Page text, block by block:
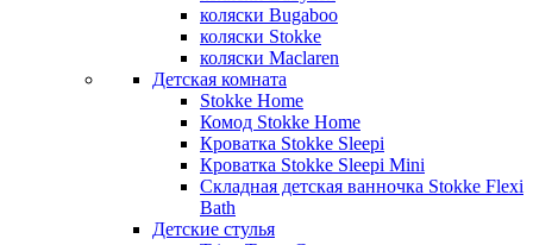
коляски Bugaboo
коляски Stokke
коляски Maclaren
Детская комната
Stokke Home
Комод Stokke Home
Кроватка Stokke Sleepi
Кроватка Stokke Sleepi Mini
Складная детская ванночка Stokke Flexi
Bath
Детские стулья